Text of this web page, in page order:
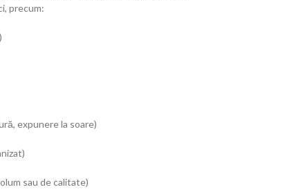
precum:
expunere la soare)
sau de calitate)